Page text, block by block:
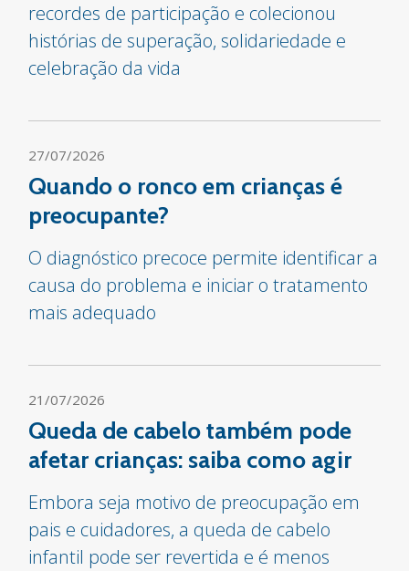
recordes de participação e colecionou
histórias de superação, solidariedade e
celebração da vida
27/07/2026
Quando o ronco em crianças é
preocupante?
O diagnóstico precoce permite identificar a
causa do problema e iniciar o tratamento
mais adequado
21/07/2026
Queda de cabelo também pode
afetar crianças: saiba como agir
Embora seja motivo de preocupação em
pais e cuidadores, a queda de cabelo
infantil pode ser revertida e é menos